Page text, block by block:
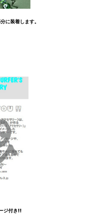
に装着します。
ジ付き!!